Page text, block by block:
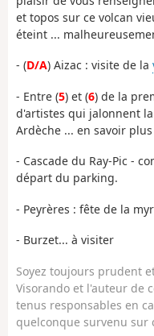
et topos sur ce volcan
éteint ...
- (D/A) Aizac : visite de la
- Entre (5) et (6) de la
d'artistes qui jalonnent
Ardèche ... en savoir plus
- Cascade du Ray-Pic -
départ du parking.
- Peyrères : fête de la
- Burzet... à visiter
Soyez toujours prudent
Visorando et l'auteur de
tenus responsables en
quelconque survenu sur